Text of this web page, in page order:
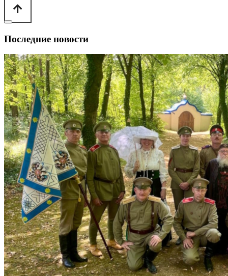
Последние новости